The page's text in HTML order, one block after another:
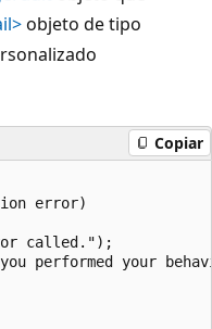
objeto de tipo
Copiar
error)
called.");
performed your